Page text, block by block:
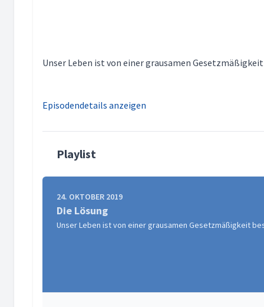
Unser Leben ist von einer grausamen
Episodendetails anzeigen
Playlist
24. OKTOBER 2019
Die Lösung
Unser Leben ist von einer grausamen Gesetzmäßigkeit